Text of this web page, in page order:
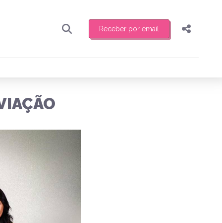
Receber por email
toda sexta-feira de manhã o resumo
novidades
Compartilhar